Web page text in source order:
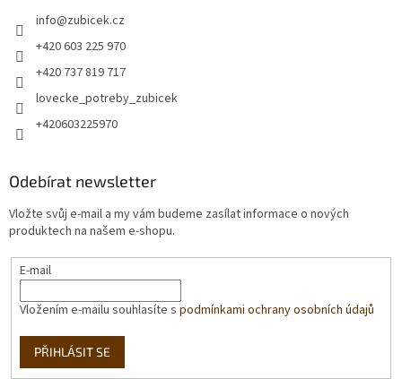
info@zubicek.cz
+420 603 225 970
+420 737 819 717
lovecke_potreby_zubicek
+420603225970
Odebírat newsletter
Vložte svůj e-mail a my vám budeme zasílat informace o nových
produktech na našem e-shopu.
E-mail
Vložením e-mailu souhlasíte s podmínkami ochrany osobních údajů
PŘIHLÁSIT SE